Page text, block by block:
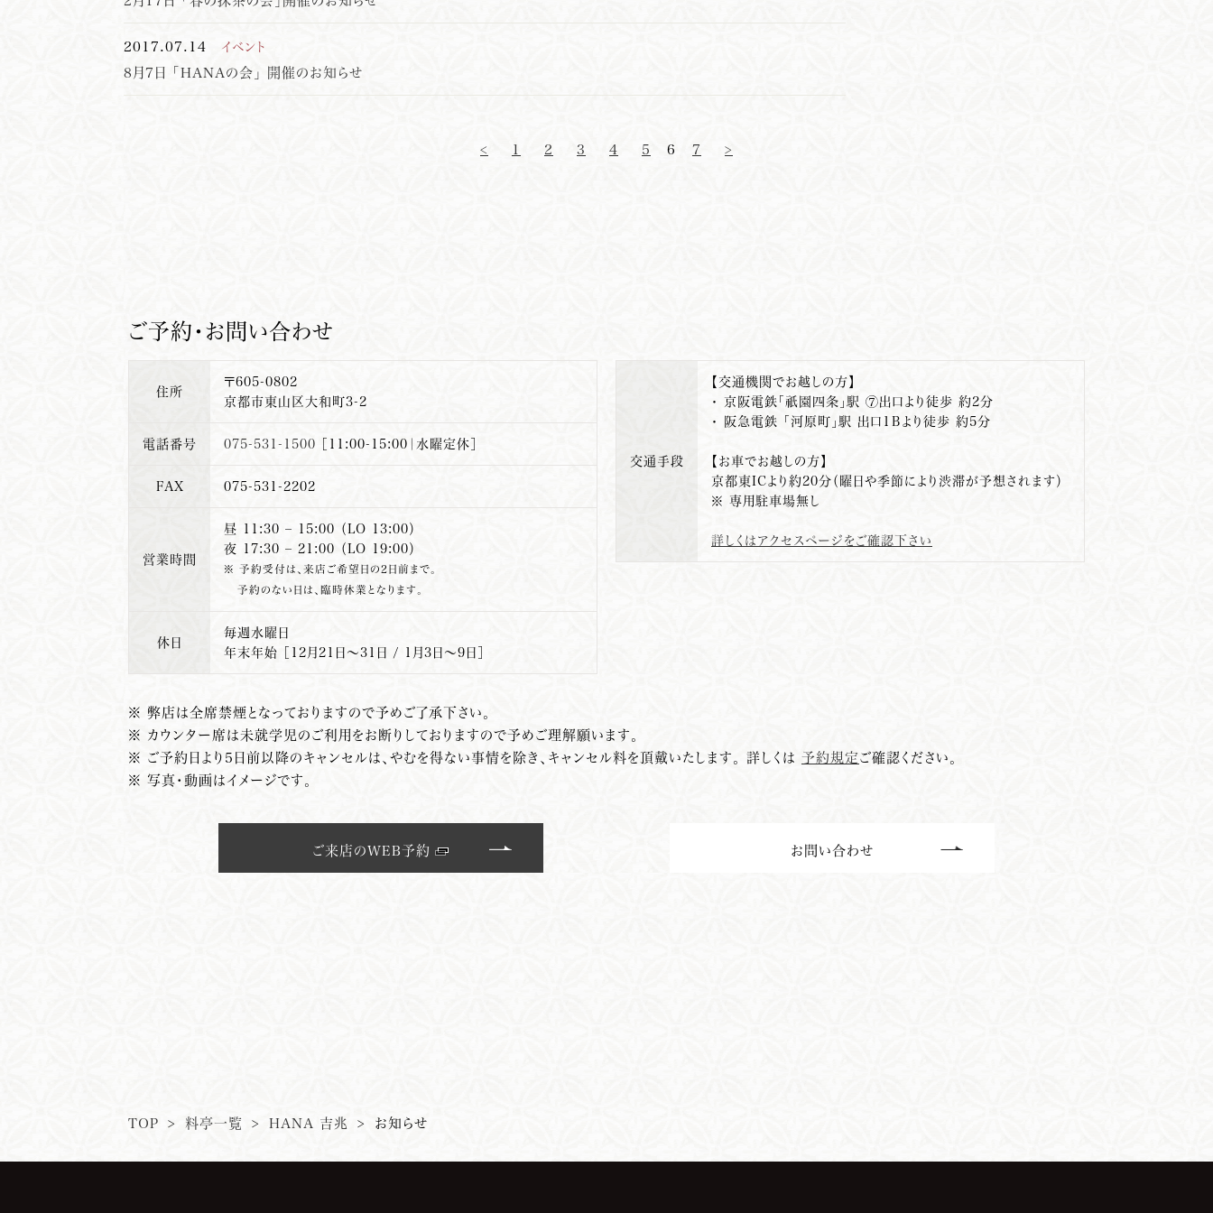
2017.07.14 イベント
8月7日 「HANAの会」 開催のお知らせ
< 1 2 3 4 5 6 7 >
ご予約・お問い合わせ
住所
〒605-0802
京都市東山区大和町3-2
電話番号 075-531-1500 ［11:00-15:00｜水曜定休］
FAX 075-531-2202
営業時間
昼 11:30 – 15:00 （LO 13:00）
夜 17:30 – 21:00 （LO 19:00）
※ 予約受付は、来店ご希望日の2日前まで。
予約のない日は、臨時休業となります。
休日
毎週水曜日
年末年始 ［12月21日～31日 / 1月3日～9日］
交通手段
【交通機関でお越しの方】
・ 京阪電鉄「祇園四条」駅 ⑦出口より徒歩 約2分
・ 阪急電鉄 「河原町」駅 出口1Ｂより徒歩 約5分
【お車でお越しの方】
京都東ICより約20分（曜日や季節により渋滞が予想されます）
※ 専用駐車場無し
詳しくはアクセスページをご確認下さい
※ 弊店は全席禁煙となっておりますので予めご了承下さい。
※ カウンター席は未就学児のご利用をお断りしておりますので予めご理解願います。
※ ご予約日より5日前以降のキャンセルは、やむを得ない事情を除き、キャンセル料を頂戴いたします。 詳しくは 予約規定ご確認ください。
※ 写真・動画はイメージです。
ご来店のWEB予約 お問い合わせ
TOP > 料亭一覧 > HANA 吉兆 > お知らせ